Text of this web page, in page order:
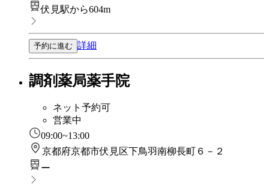
伏見駅から604m
予約に進む 詳細
調剤薬局薬手院
ネット予約可
営業中
09:00~13:00
京都府京都市伏見区下鳥羽南柳長町６－２
ー